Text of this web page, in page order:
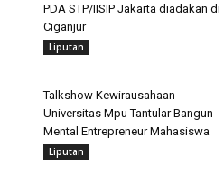
PDA STP/IISIP Jakarta diadakan di
Ciganjur
Liputan
Talkshow Kewirausahaan
Universitas Mpu Tantular Bangun
Mental Entrepreneur Mahasiswa
Liputan